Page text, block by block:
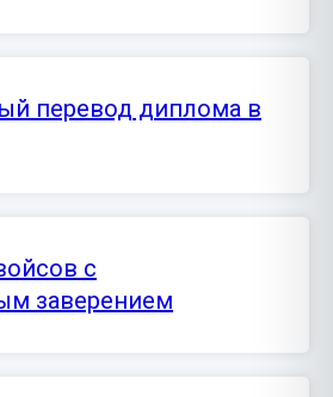
перевод диплома в
с
заверением